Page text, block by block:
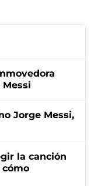
Jorge Messi,
la canción
cómo